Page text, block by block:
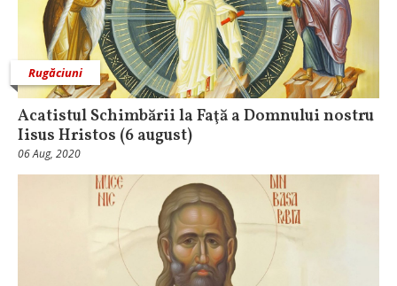
Rugăciuni
Acatistul Schimbării la Faţă a Domnului nostru
Iisus Hristos (6 august)
06 Aug, 2020